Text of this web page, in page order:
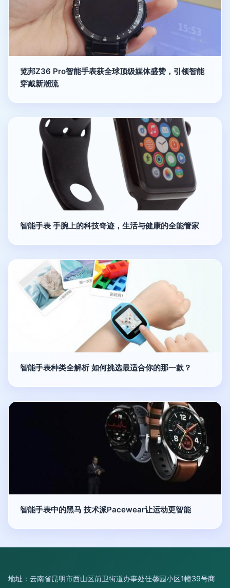
览邦Z36 Pro智能手表获全球顶级媒体盛赞，引领智能
穿戴新潮流
智能手表 手腕上的科技奇迹，生活与健康的全能管家
智能手表种类全解析 如何挑选最适合你的那一款？
智能手表中的黑马 技术派Pacewear让运动更智能
地址：云南省昆明市西山区前卫街道办事处佳馨园小区1幢39号商